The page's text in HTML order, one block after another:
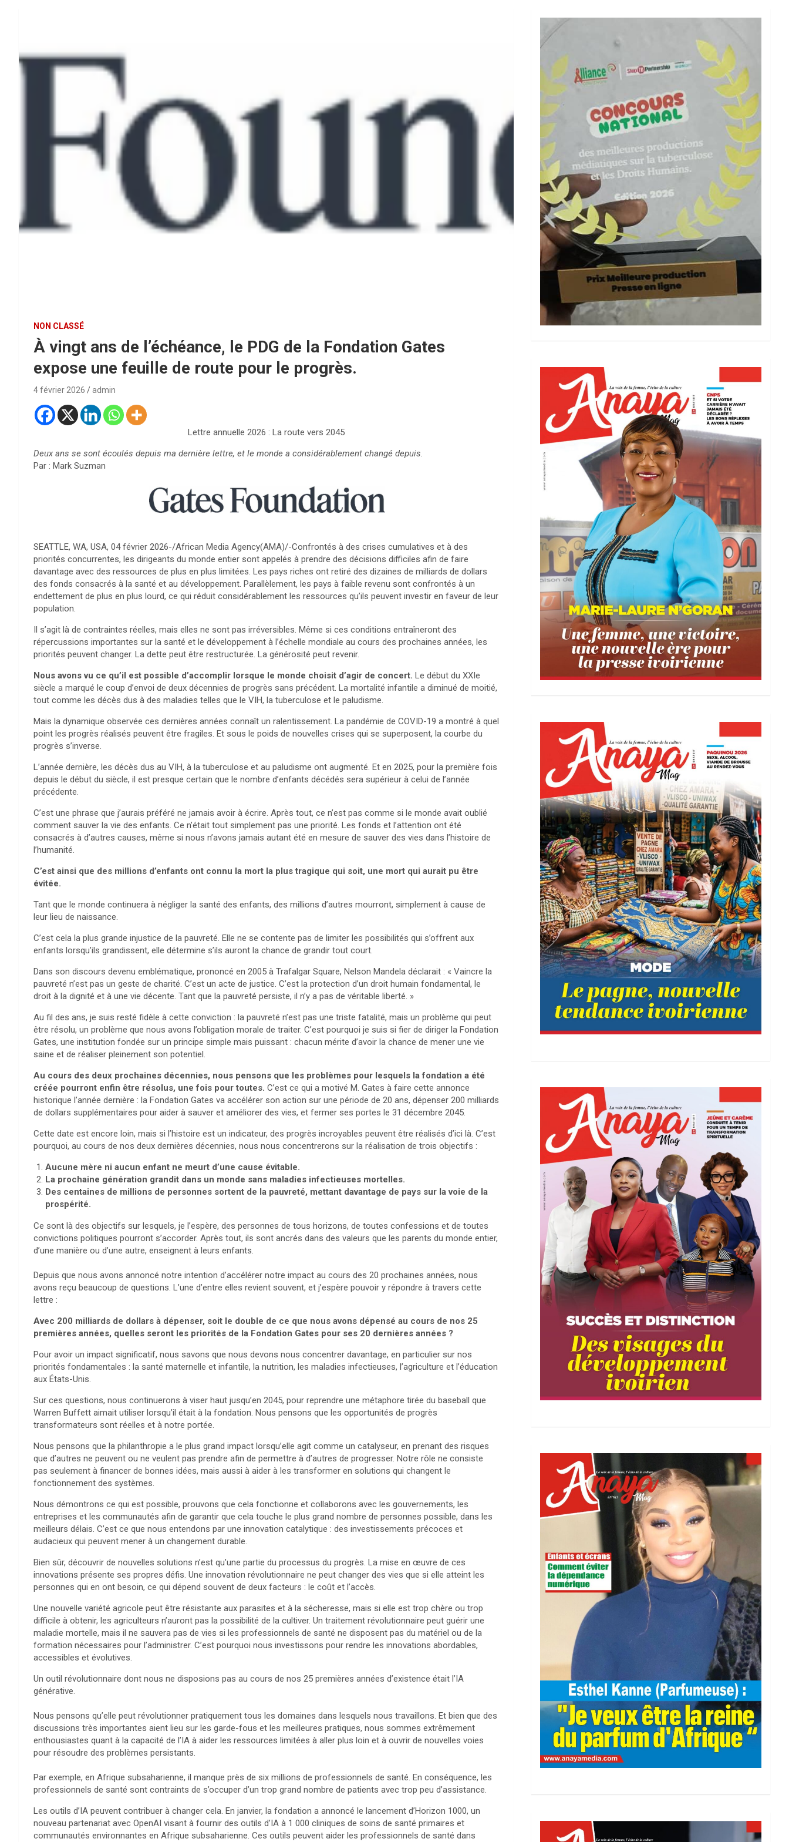
NON CLASSÉ
À vingt ans de l’échéance, le PDG de la Fondation Gates
expose une feuille de route pour le progrès.
4 février 2026 admin
Lettre annuelle 2026 : La route vers 2045
Deux ans se sont écoulés depuis ma dernière lettre, et le monde a considérablement changé depuis.
Par : Mark Suzman
SEATTLE, WA, USA, 04 février 2026-/African Media Agency(AMA)/-Confrontés à des crises cumulatives et à des
priorités concurrentes, les dirigeants du monde entier sont appelés à prendre des décisions difficiles afin de faire
davantage avec des ressources de plus en plus limitées. Les pays riches ont retiré des dizaines de milliards de dollars
des fonds consacrés à la santé et au développement. Parallèlement, les pays à faible revenu sont confrontés à un
endettement de plus en plus lourd, ce qui réduit considérablement les ressources qu’ils peuvent investir en faveur de leur
population.
Il s’agit là de contraintes réelles, mais elles ne sont pas irréversibles. Même si ces conditions entraîneront des
répercussions importantes sur la santé et le développement à l’échelle mondiale au cours des prochaines années, les
priorités peuvent changer. La dette peut être restructurée. La générosité peut revenir.
Nous avons vu ce qu’il est possible d’accomplir lorsque le monde choisit d’agir de concert. Le début du XXIe
siècle a marqué le coup d’envoi de deux décennies de progrès sans précédent. La mortalité infantile a diminué de moitié,
tout comme les décès dus à des maladies telles que le VIH, la tuberculose et le paludisme.
Mais la dynamique observée ces dernières années connaît un ralentissement. La pandémie de COVID-19 a montré à quel
point les progrès réalisés peuvent être fragiles. Et sous le poids de nouvelles crises qui se superposent, la courbe du
progrès s’inverse.
L’année dernière, les décès dus au VIH, à la tuberculose et au paludisme ont augmenté. Et en 2025, pour la première fois
depuis le début du siècle, il est presque certain que le nombre d’enfants décédés sera supérieur à celui de l’année
précédente.
C’est une phrase que j’aurais préféré ne jamais avoir à écrire. Après tout, ce n’est pas comme si le monde avait oublié
comment sauver la vie des enfants. Ce n’était tout simplement pas une priorité. Les fonds et l’attention ont été
consacrés à d’autres causes, même si nous n’avons jamais autant été en mesure de sauver des vies dans l’histoire de
l’humanité.
C’est ainsi que des millions d’enfants ont connu la mort la plus tragique qui soit, une mort qui aurait pu être
évitée.
Tant que le monde continuera à négliger la santé des enfants, des millions d’autres mourront, simplement à cause de
leur lieu de naissance.
C’est cela la plus grande injustice de la pauvreté. Elle ne se contente pas de limiter les possibilités qui s’offrent aux
enfants lorsqu’ils grandissent, elle détermine s’ils auront la chance de grandir tout court.
Dans son discours devenu emblématique, prononcé en 2005 à Trafalgar Square, Nelson Mandela déclarait : « Vaincre la
pauvreté n’est pas un geste de charité. C’est un acte de justice. C’est la protection d’un droit humain fondamental, le
droit à la dignité et à une vie décente. Tant que la pauvreté persiste, il n’y a pas de véritable liberté. »
Au fil des ans, je suis resté fidèle à cette conviction : la pauvreté n’est pas une triste fatalité, mais un problème qui peut
être résolu, un problème que nous avons l’obligation morale de traiter. C’est pourquoi je suis si fier de diriger la Fondation
Gates, une institution fondée sur un principe simple mais puissant : chacun mérite d’avoir la chance de mener une vie
saine et de réaliser pleinement son potentiel.
Au cours des deux prochaines décennies, nous pensons que les problèmes pour lesquels la fondation a été
créée pourront enfin être résolus, une fois pour toutes. C’est ce qui a motivé M. Gates à faire cette annonce
historique l’année dernière : la Fondation Gates va accélérer son action sur une période de 20 ans, dépenser 200 milliards
de dollars supplémentaires pour aider à sauver et améliorer des vies, et fermer ses portes le 31 décembre 2045.
Cette date est encore loin, mais si l’histoire est un indicateur, des progrès incroyables peuvent être réalisés d’ici là. C’est
pourquoi, au cours de nos deux dernières décennies, nous nous concentrerons sur la réalisation de trois objectifs :
Aucune mère ni aucun enfant ne meurt d’une cause évitable.
La prochaine génération grandit dans un monde sans maladies infectieuses mortelles.
Des centaines de millions de personnes sortent de la pauvreté, mettant davantage de pays sur la voie de la
prospérité.
Ce sont là des objectifs sur lesquels, je l’espère, des personnes de tous horizons, de toutes confessions et de toutes
convictions politiques pourront s’accorder. Après tout, ils sont ancrés dans des valeurs que les parents du monde entier,
d’une manière ou d’une autre, enseignent à leurs enfants.
Depuis que nous avons annoncé notre intention d’accélérer notre impact au cours des 20 prochaines années, nous
avons reçu beaucoup de questions. L’une d’entre elles revient souvent, et j’espère pouvoir y répondre à travers cette
lettre :
Avec 200 milliards de dollars à dépenser, soit le double de ce que nous avons dépensé au cours de nos 25
premières années, quelles seront les priorités de la Fondation Gates pour ses 20 dernières années ?
Pour avoir un impact significatif, nous savons que nous devons nous concentrer davantage, en particulier sur nos
priorités fondamentales : la santé maternelle et infantile, la nutrition, les maladies infectieuses, l’agriculture et l’éducation
aux États-Unis.
Sur ces questions, nous continuerons à viser haut jusqu’en 2045, pour reprendre une métaphore tirée du baseball que
Warren Buffett aimait utiliser lorsqu’il était à la fondation. Nous pensons que les opportunités de progrès
transformateurs sont réelles et à notre portée.
Nous pensons que la philanthropie a le plus grand impact lorsqu’elle agit comme un catalyseur, en prenant des risques
que d’autres ne peuvent ou ne veulent pas prendre afin de permettre à d’autres de progresser. Notre rôle ne consiste
pas seulement à financer de bonnes idées, mais aussi à aider à les transformer en solutions qui changent le
fonctionnement des systèmes.
Nous démontrons ce qui est possible, prouvons que cela fonctionne et collaborons avec les gouvernements, les
entreprises et les communautés afin de garantir que cela touche le plus grand nombre de personnes possible, dans les
meilleurs délais. C’est ce que nous entendons par une innovation catalytique : des investissements précoces et
audacieux qui peuvent mener à un changement durable.
Bien sûr, découvrir de nouvelles solutions n’est qu’une partie du processus du progrès. La mise en œuvre de ces
innovations présente ses propres défis. Une innovation révolutionnaire ne peut changer des vies que si elle atteint les
personnes qui en ont besoin, ce qui dépend souvent de deux facteurs : le coût et l’accès.
Une nouvelle variété agricole peut être résistante aux parasites et à la sécheresse, mais si elle est trop chère ou trop
difficile à obtenir, les agriculteurs n’auront pas la possibilité de la cultiver. Un traitement révolutionnaire peut guérir une
maladie mortelle, mais il ne sauvera pas de vies si les professionnels de santé ne disposent pas du matériel ou de la
formation nécessaires pour l’administrer. C’est pourquoi nous investissons pour rendre les innovations abordables,
accessibles et évolutives.
Un outil révolutionnaire dont nous ne disposions pas au cours de nos 25 premières années d’existence était l’IA
générative.
Nous pensons qu’elle peut révolutionner pratiquement tous les domaines dans lesquels nous travaillons. Et bien que des
discussions très importantes aient lieu sur les garde-fous et les meilleures pratiques, nous sommes extrêmement
enthousiastes quant à la capacité de l’IA à aider les ressources limitées à aller plus loin et à ouvrir de nouvelles voies
pour résoudre des problèmes persistants.
Par exemple, en Afrique subsaharienne, il manque près de six millions de professionnels de santé. En conséquence, les
professionnels de santé sont contraints de s’occuper d’un trop grand nombre de patients avec trop peu d’assistance.
Les outils d’IA peuvent contribuer à changer cela. En janvier, la fondation a annoncé le lancement d’Horizon 1000, un
nouveau partenariat avec OpenAI visant à fournir des outils d’IA à 1 000 cliniques de soins de santé primaires et
communautés environnantes en Afrique subsaharienne. Ces outils peuvent aider les professionnels de santé dans